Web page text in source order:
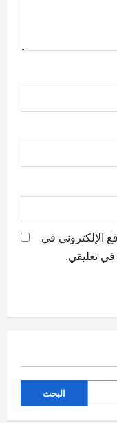
الإلكتروني في
في تعليقي.
البحث